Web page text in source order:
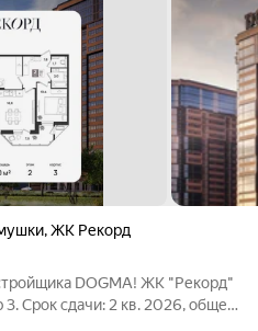
,ЖК Рекорд
DOGMA! ЖК "Рекорд"
3. Срок сдачи: 2 кв. 2026, общей